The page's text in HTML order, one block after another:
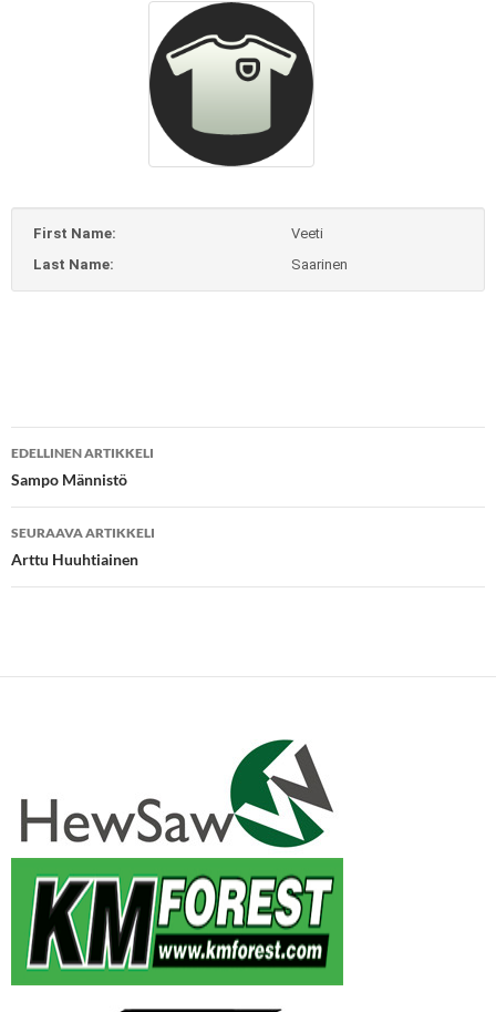
First Name:
Veeti
Last Name:
Saarinen
Artikkelien
selaus
EDELLINEN ARTIKKELI
Sampo Männistö
SEURAAVA ARTIKKELI
Arttu Huuhtiainen